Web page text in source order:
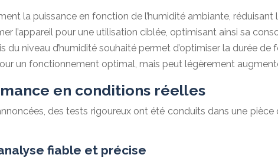
la puissance en fonction de l’humidité ambiante, réduisant
l’appareil pour une utilisation ciblée, optimisant ainsi sa
du niveau d’humidité souhaité permet d’optimiser la durée
un fonctionnement optimal, mais peut légèrement
en conditions réelles
des tests rigoureux ont été conduits dans une
fiable et précise